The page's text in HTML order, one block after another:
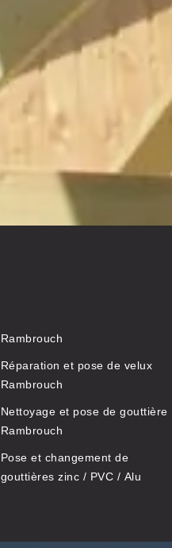
Rambrouch
Réparation et pose de velux
Rambrouch
Nettoyage et pose de gouttière
Rambrouch
Pose et changement de
gouttières zinc / PVC / Alu